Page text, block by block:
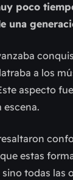
poco
una
a los
aspecto
escena.
estas
todas las